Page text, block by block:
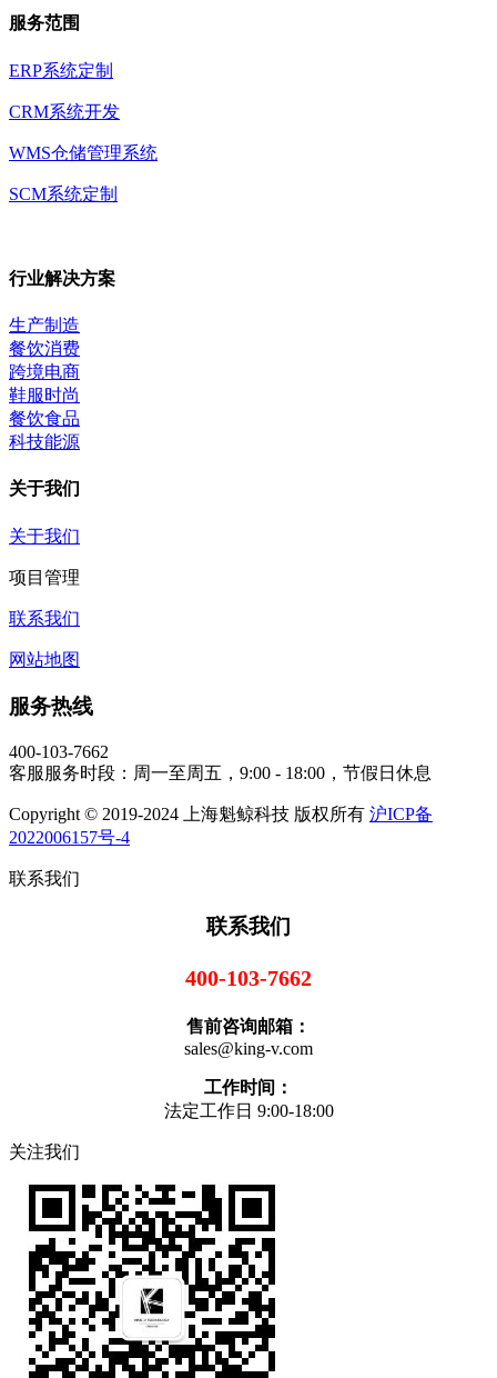
服务范围
ERP系统定制
CRM系统开发
WMS仓储管理系统
SCM系统定制
行业解决方案
生产制造
餐饮消费
跨境电商
鞋服时尚
餐饮食品
科技能源
关于我们
关于我们
项目管理
联系我们
网站地图
服务热线
400-103-7662
客服服务时段：周一至周五，9:00 - 18:00，节假日休息
Copyright © 2019-2024 上海魁鲸科技 版权所有 沪ICP备
2022006157号-4
联系我们
联系我们
400-103-7662
售前咨询邮箱：
sales@king-v.com
工作时间：
法定工作日 9:00-18:00
关注我们